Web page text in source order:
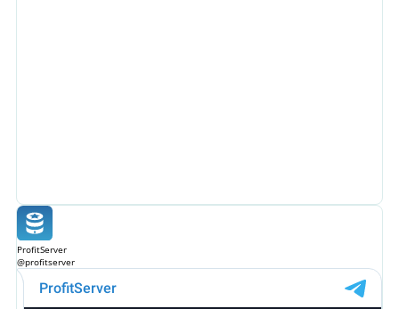
ProfitServer
@profitserver